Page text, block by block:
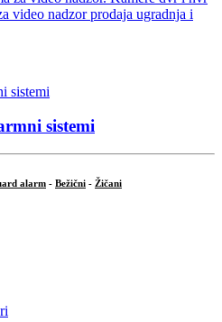
sistemi
alarm - Bežični - Žičani